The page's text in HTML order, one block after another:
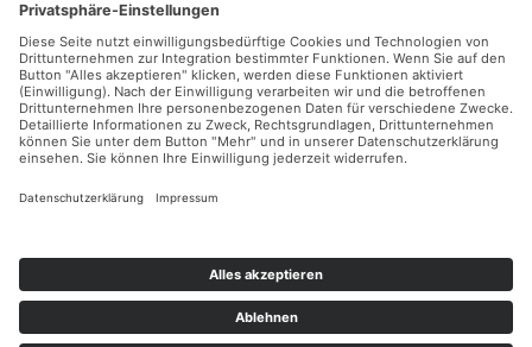
Zahlungsarten
Sicher Einkaufen
Ladengeschäft
Newsletter
Facebook Instagram